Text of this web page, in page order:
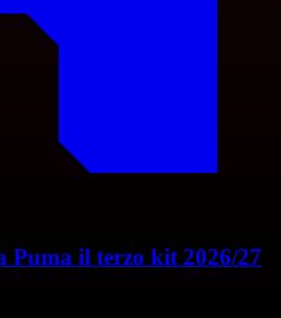
Puma il terzo kit 2026/27